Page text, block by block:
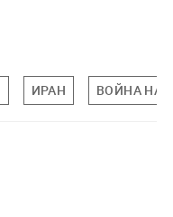
ИРАН ВОЙНА НА